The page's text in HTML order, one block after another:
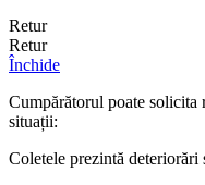
Retur
Retur
Închide
Cumpărătorul poate solicita
situații:
Coletele prezintă deteriorări